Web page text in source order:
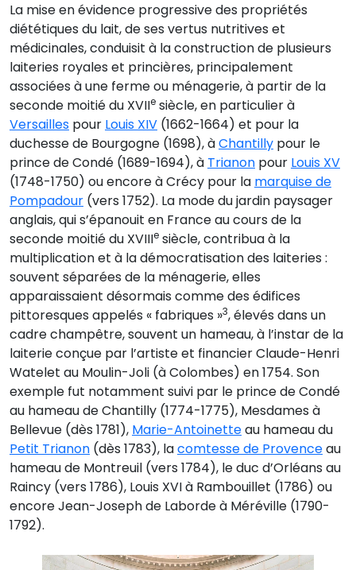
La mise en évidence progressive des propriétés
diététiques du lait, de ses vertus nutritives et
médicinales, conduisit à la construction de plusieurs
laiteries royales et princières, principalement
associées à une ferme ou ménagerie, à partir de la
seconde moitié du XVIIe siècle, en particulier à
Versailles pour Louis XIV (1662-1664) et pour la
duchesse de Bourgogne (1698), àChantilly pour le
prince de Condé (1689-1694), à Trianon pour Louis XV
(1748-1750) ou encore à Crécy pour la marquise de
Pompadour (vers 1752). La mode du jardin paysager
anglais, qui s’épanouit en France au cours de la
seconde moitié du XVIIIe siècle, contribua à la
multiplication et à la démocratisation des laiteries :
souvent séparées de la ménagerie, elles
apparaissaient désormais comme des édifices
pittoresques appelés « fabriques »3, élevés dans un
cadre champêtre, souvent un hameau, à l’instar de la
laiterie conçue par l’artiste et financier Claude-Henri
Watelet au Moulin-Joli (à Colombes) en 1754. Son
exemple fut notamment suivi par le prince de Condé
au hameau de Chantilly (1774-1775), Mesdames à
Bellevue (dès 1781), Marie-Antoinetteau hameau du
Petit Trianon (dès 1783), lacomtesse de Provenceau
hameau de Montreuil (vers 1784), le duc d’Orléans au
Raincy (vers 1786), Louis XVI à Rambouillet (1786) ou
encore Jean-Joseph de Laborde à Méréville (1790-
1792).